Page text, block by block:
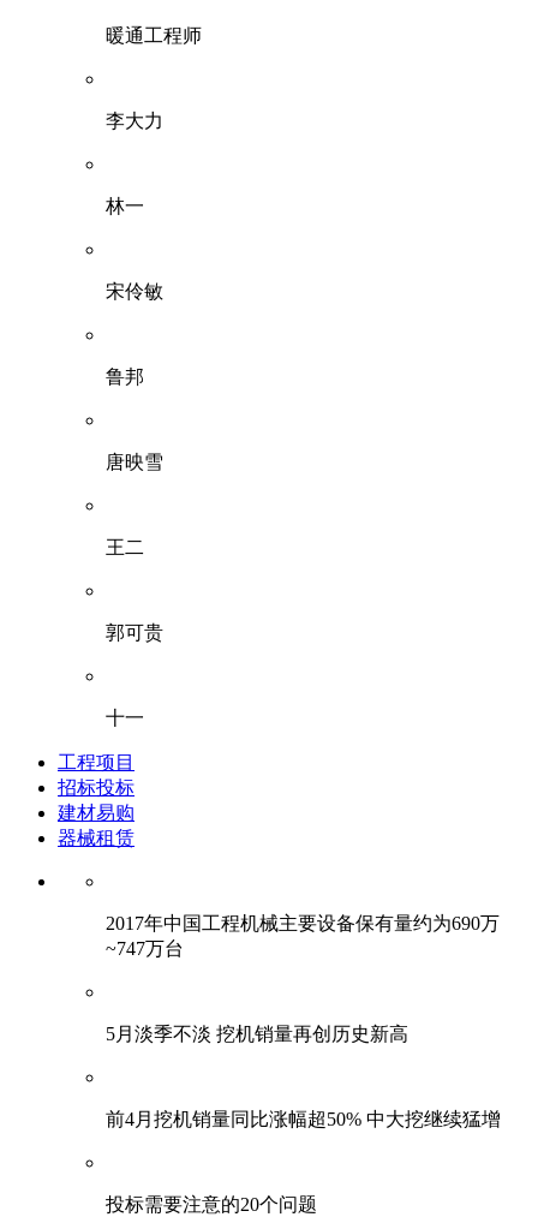
暖通工程师
李大力
林一
宋伶敏
鲁邦
唐映雪
王二
郭可贵
十一
工程项目
招标投标
建材易购
器械租赁
2017年中国工程机械主要设备保有量约为690万
~747万台
5月淡季不淡 挖机销量再创历史新高
前4月挖机销量同比涨幅超50% 中大挖继续猛增
投标需要注意的20个问题